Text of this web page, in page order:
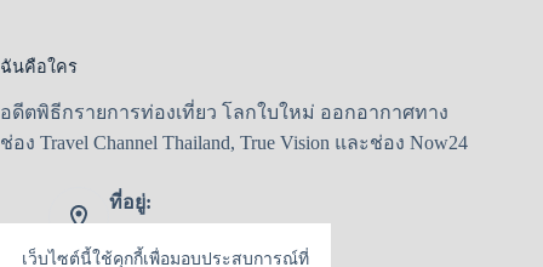
เว็บไซต์นี้ใช้คุกกี้เพื่อมอบประสบการณ์ที่
ฉันคือใคร
อดีตพิธีกรายการท่องเที่ยว โลกใบใหม่ ออกอากาศทาง
ช่อง Travel Channel Thailand, True Vision และช่อง Now24
ที่อยู่:
Line :